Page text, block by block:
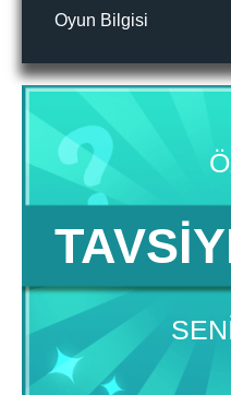
Oyun Bilgisi